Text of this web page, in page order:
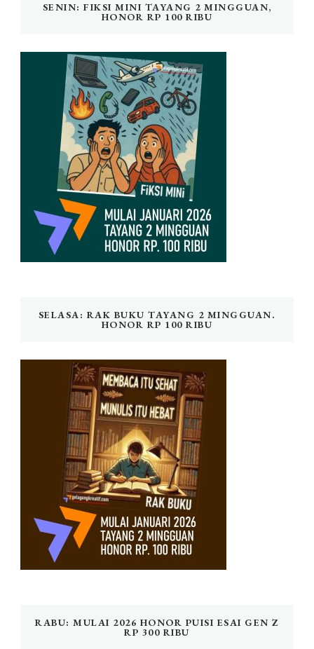
SENIN: FIKSI MINI TAYANG 2 MINGGUAN,
HONOR RP 100 RIBU
SELASA: RAK BUKU TAYANG 2 MINGGUAN.
HONOR RP 100 RIBU
RABU: MULAI 2026 HONOR PUISI ESAI GEN Z
RP 300 RIBU